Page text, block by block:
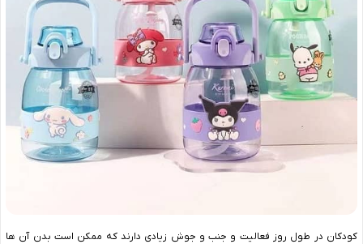
کودکان در طول روز فعالیت و جنب و جوش زیادی دارند که ممکن است بدن آن ها